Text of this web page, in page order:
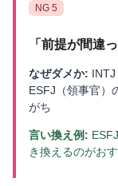
NG 5
「 前提が間違
なぜダメか: INTJ
ESFJ（領事官）
がち
言い換え例:
き換えるのがお